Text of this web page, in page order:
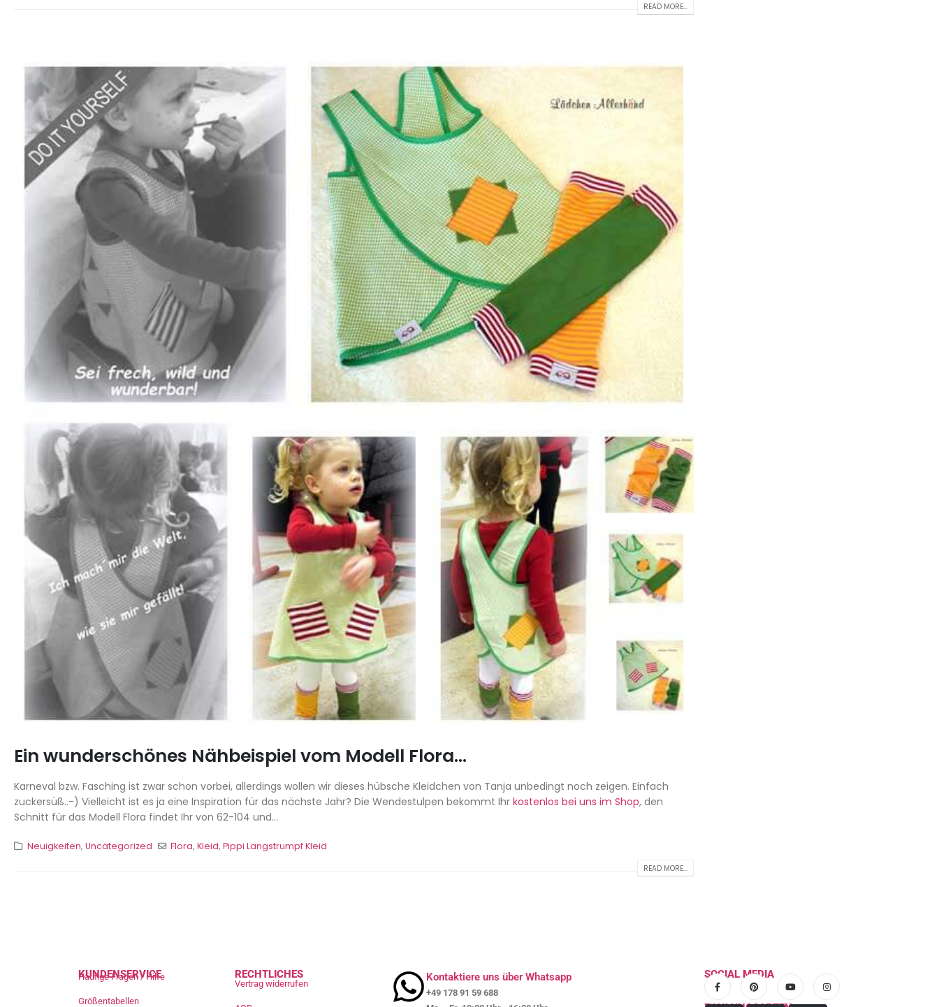
READ MORE...
Ein wunderschönes Nähbeispiel vom Modell Flora…
Karneval bzw. Fasching ist zwar schon vorbei, allerdings wollen wir dieses hübsche Kleidchen von Tanja unbedingt noch zeigen. Einfach
zuckersüß..-) Vielleicht ist es ja eine Inspiration für das nächste Jahr? Die Wendestulpen bekommt Ihr kostenlos bei uns im Shop, den
Schnitt für das Modell Flora findet Ihr von 62-104 und...
Neuigkeiten, Uncategorized Flora,Kleid,Pippi Langstrumpf Kleid
READ MORE...
KUNDENSERVICE
Häufige Fragen / Hilfe
Größentabellen
RECHTLICHES
Vertrag widerrufen
Kontaktiere uns über Whatsapp
+49 178 91 59 688
SOCIAL MEDIA